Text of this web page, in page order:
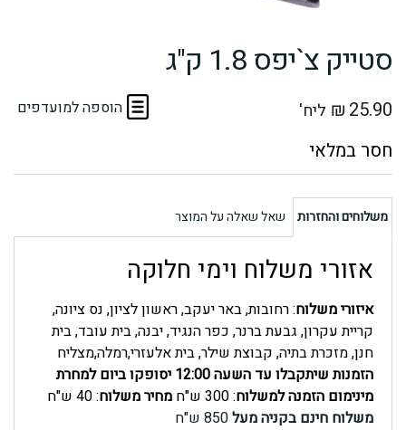
סטייק צ`יפס 1.8 ק"ג
הוספה למועדפים ₪ 25.90 ליח'
משלוחים והחזרות שאל שאלה על המוצר
אזורי משלוח וימי חלוקה
איזורי משלוח: רחובות, באר יעקב, ראשון לציון, נס ציונה,
קריית עקרון, גבעת ברנר, כפר הנגיד, יבנה, בית עובד, בית
חנן, מזכרת בתיה, קבוצת שילר, בית אלעזרי,רמלה,מצליח
הזמנות שיתקבלו עד השעה 12:00 יסופקו ביום למחרת
מינימום הזמנה למשלוח: 300 ש"ח מחיר משלוח: 40 ש"ח
משלוח חינם בקניה מעל850 ש"ח